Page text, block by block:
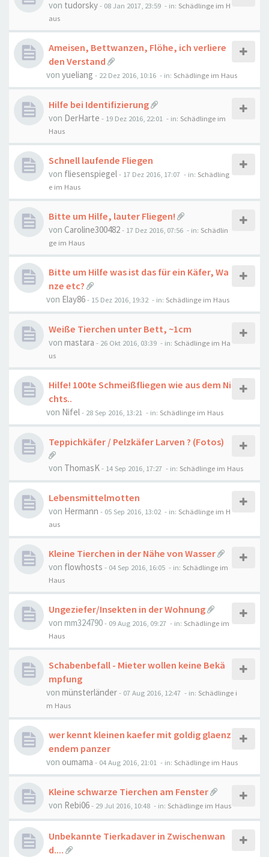
von tudorsky- 08 Jan 2017, 23:59 - in: Schädlinge im H
aus
Ameisen, Bettwanzen, Flöhe, ich verliere
den Verstand
von yueliang - 22 Dez 2016, 10:16 - in: Schädlinge im Haus
Hilfe bei Identifizierung
von DerHarte - 19 Dez 2016, 22:01 - in: Schädlinge im
Haus
Schnell laufende Fliegen
von fliesenspiegel- 17 Dez 2016, 17:07 - in: Schädling
e im Haus
Bitte um Hilfe, lauter Fliegen!
von Caroline300482- 17 Dez 2016, 07:56 - in: Schädlin
ge im Haus
Bitte um Hilfe was ist das für ein Käfer, Wa
nze etc?
von Elay86- 15 Dez 2016, 19:32 - in: Schädlinge im Haus
Weiße Tierchen unter Bett, ~1cm
von mastara - 26 Okt 2016, 03:39 - in: Schädlinge im Ha
us
Hilfe! 100te Schmeißfliegen wie aus dem Ni
chts..
von Nifel- 28 Sep 2016, 13:21 - in: Schädlinge im Haus
Teppichkäfer / Pelzkäfer Larven ? (Fotos)
von ThomasK- 14 Sep 2016, 17:27 - in: Schädlinge im Haus
Lebensmittelmotten
von Hermann - 05 Sep 2016, 13:02 - in: Schädlinge im H
aus
Kleine Tierchen in der Nähe von Wasser
von flowhosts - 04 Sep 2016, 16:05 - in: Schädlinge im
Haus
Ungeziefer/Insekten in der Wohnung
von mm324790- 09 Aug 2016, 09:27 - in: Schädlinge im
Haus
Schabenbefall - Mieter wollen keine Bekä
mpfung
von münsterländer- 07 Aug 2016, 12:47 - in: Schädlinge i
m Haus
wer kennt kleinen kaefer mit goldig glaenz
endem panzer
von oumama - 04 Aug 2016, 21:01 - in: Schädlinge im Haus
Kleine schwarze Tierchen am Fenster
von Rebi06- 29 Jul 2016, 10:48 - in: Schädlinge im Haus
Unbekannte Tierkadaver in Zwischenwan
d....